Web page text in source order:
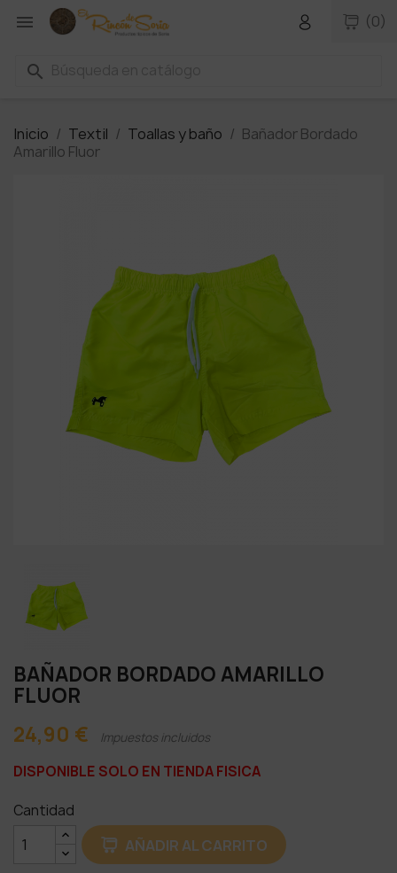
 (0)
search
Inicio Textil Toallas y baño
Bañador Bordado
Amarillo Fluor
BAÑADOR BORDADO AMARILLO
FLUOR
24,90 €
Impuestos incluidos
DISPONIBLE SOLO EN TIENDA FISICA
Cantidad
AÑADIR AL CARRITO